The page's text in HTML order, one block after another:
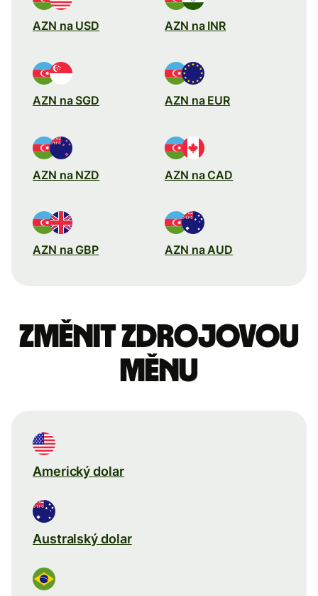
AZN na USD AZN na INR
AZN na SGD AZN na EUR
AZN na NZD AZN na CAD
AZN na GBP AZN na AUD
Změnit zdrojovou
měnu
Americký dolar
Australský dolar